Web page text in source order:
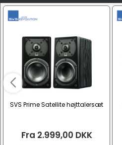
SVS Prime Satellite højttalersæt
Fra 2.999,00 DKK